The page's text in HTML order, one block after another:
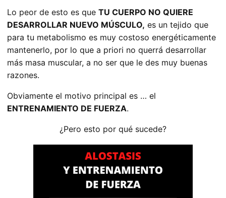
Lo peor de esto es que TU CUERPO NO QUIERE
DESARROLLAR NUEVO MÚSCULO, es un tejido que
para tu metabolismo es muy costoso energéticamente
mantenerlo, por lo que a priori no querrá desarrollar
más masa muscular, a no ser que le des muy buenas
razones.
Obviamente el motivo principal es … el
ENTRENAMIENTO DE FUERZA.
¿Pero esto por qué sucede?